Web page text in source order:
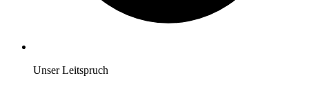
Unser Leitspruch